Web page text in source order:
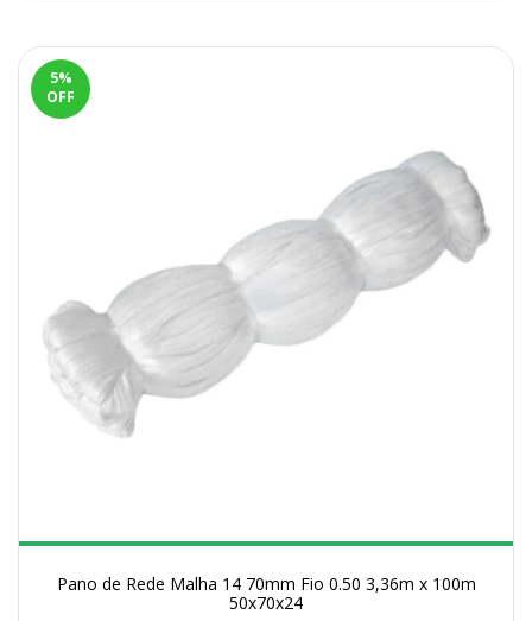
5%
OFF
Pano de Rede Malha 14 70mm Fio 0.50 3,36m x 100m
50x70x24